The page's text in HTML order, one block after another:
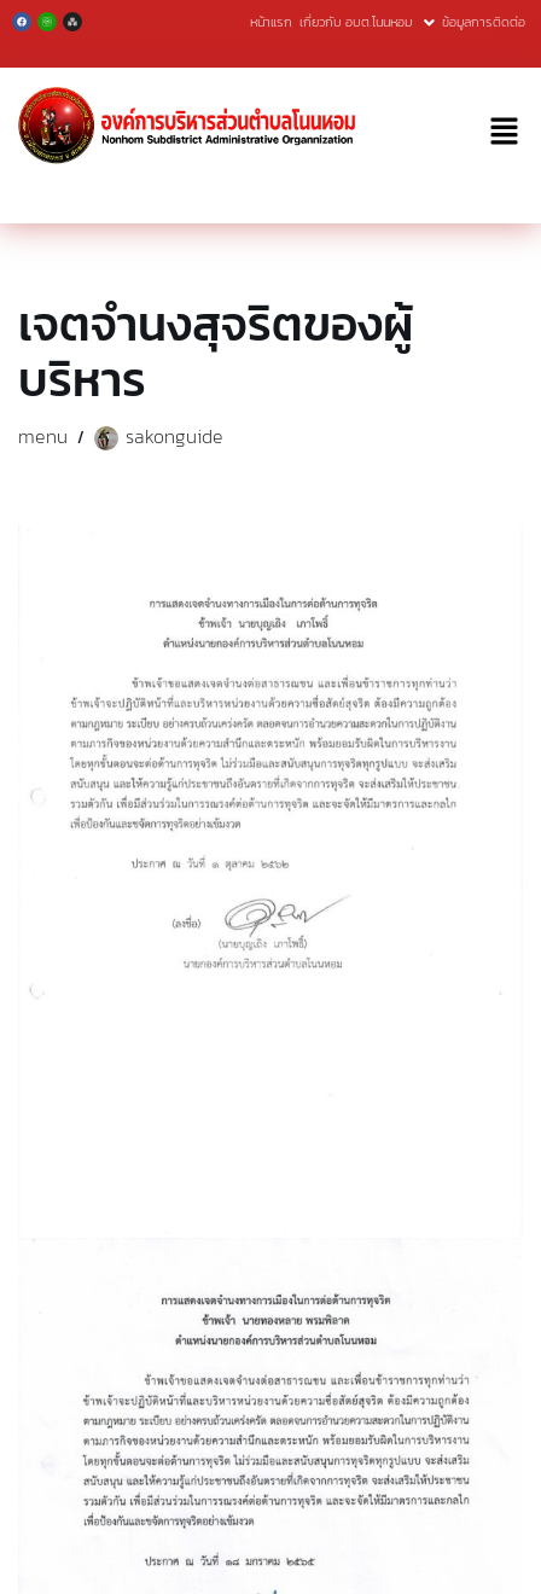
Skip
to
content
หน้าแรก เกี่ยวกับ อบต.โนนหอม ข้อมูลการติดต่อ
เจตจำนงสุจริตของผู้
บริหาร
menu sakonguide